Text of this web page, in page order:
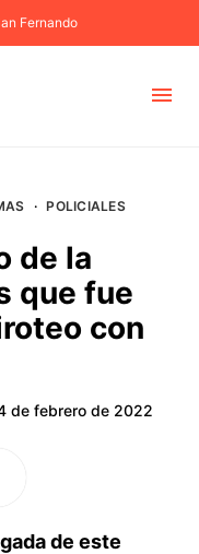
Fernando
· POLICIALES
de la
que fue
con
de febrero de 2022
de este